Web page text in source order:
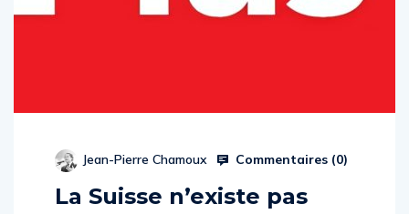
Jean-Pierre Chamoux Commentaires (0)
La Suisse n’existe pas